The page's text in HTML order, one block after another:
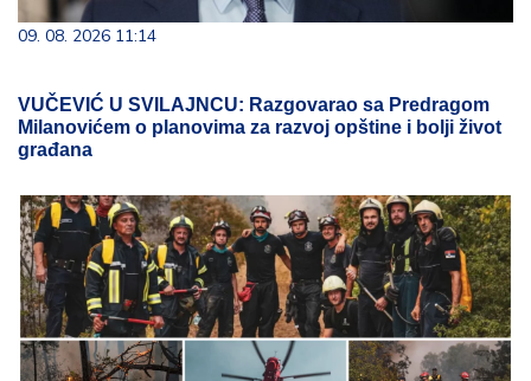
09. 08. 2026 11:14
VUČEVIĆ U SVILAJNCU: Razgovarao sa Predragom
Milanovićem o planovima za razvoj opštine i bolji život
građana